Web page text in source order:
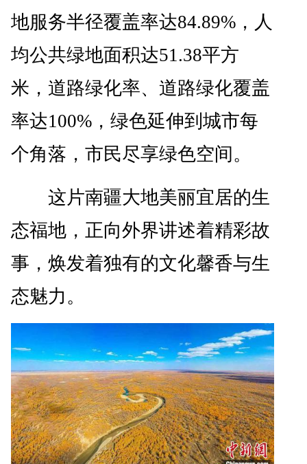
地服务半径覆盖率达84.89%，人
均公共绿地面积达51.38平方
米，道路绿化率、道路绿化覆盖
率达100%，绿色延伸到城市每
个角落，市民尽享绿色空间。
这片南疆大地美丽宜居的生
态福地，正向外界讲述着精彩故
事，焕发着独有的文化馨香与生
态魅力。